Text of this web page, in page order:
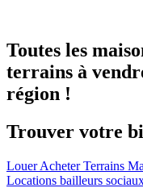
Toutes les
terrains à
région !
Trouver votre
LouerAcheterTerrains
Locations bailleurs